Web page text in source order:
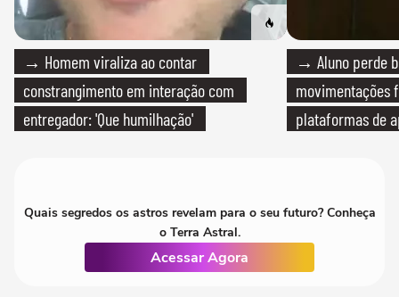
→ Homem viraliza ao contar
constrangimento em interação com
entregador: 'Que humilhação'
→ Aluno perde
movimentações
plataformas de
Quais segredos os astros revelam para o seu futuro? Conheça
o Terra Astral.
Acessar Agora